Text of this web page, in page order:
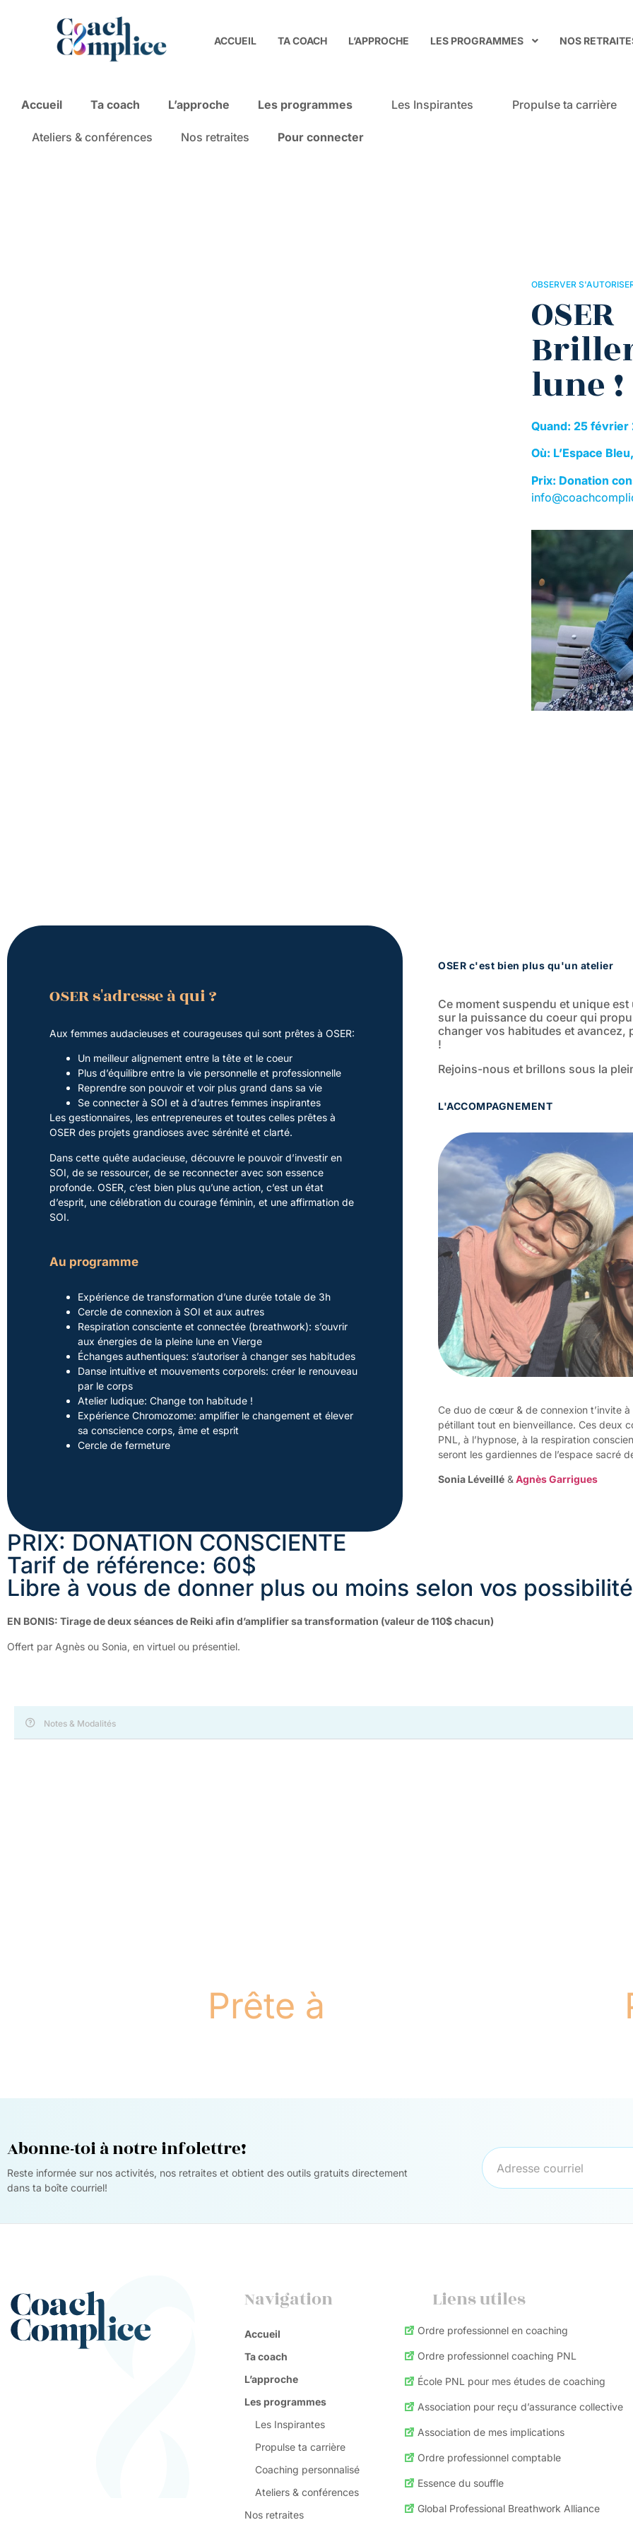
ACCUEIL TA COACH L’APPROCHE LES PROGRAMMES NOS
Accueil Ta coach L’approche Les programmes Les Inspirantes Propulse ta carrière
Ateliers & conférences Nos retraites Pour connecter
OBSERVER
OSER
lune !
Quand: 25
Où: L’Espace
Prix: Donation
OSER s'adresse à qui ?
Aux femmes audacieuses et courageuses qui sont prêtes à OSER:
Un meilleur alignement entre la tête et le coeur
Plus d’équilibre entre la vie personnelle et professionnelle
Reprendre son pouvoir et voir plus grand dans sa vie
Se connecter à SOI et à d’autres femmes inspirantes
Les gestionnaires, les entrepreneures et toutes celles prêtes à
OSER des projets grandioses avec sérénité et clarté.
Dans cette quête audacieuse, découvre le pouvoir d’investir en
SOI, de se ressourcer, de se reconnecter avec son essence
profonde. OSER, c’est bien plus qu’une action, c’est un état
d’esprit, une célébration du courage féminin, et une affirmation de
SOI.
Au programme
Expérience de transformation d’une durée totale de 3h
Cercle de connexion à SOI et aux autres
Respiration consciente et connectée (breathwork): s’ouvrir
aux énergies de la pleine lune en Vierge
Échanges authentiques: s’autoriser à changer ses habitudes
Danse intuitive et mouvements corporels: créer le renouveau
par le corps
Atelier ludique: Change ton habitude !
Expérience Chromozome: amplifier le changement et élever
sa conscience corps, âme et esprit
Cercle de fermeture
OSER c'est bien plus qu'un atelier
Ce moment suspendu et unique
sur la puissance du coeur qui
changer vos habitudes et avancez,
!
Rejoins-nous et brillons sous la
L'ACCOMPAGNEMENT
Ce duo de cœur & de connexion t’invite
pétillant tout en bienveillance. Ces deux
PNL, à l’hypnose, à la respiration
seront les gardiennes de l’espace sacré
Sonia Léveillé & Agnès Garrigues
PRIX: DONATION CONSCIENTE
Tarif de référence: 60$
Libre à vous de donner plus ou moins selon vos
EN BONIS: Tirage de deux séances de Reiki afin d’amplifier sa transformation (valeur de 110$ chacun)
Offert par Agnès ou Sonia, en virtuel ou présentiel.
Notes & Modalités
Prête à
Abonne-toi à notre infolettre!
Reste informée sur nos activités, nos retraites et obtient des outils gratuits directement
dans ta boîte courriel!
Navigation
Accueil
Ta coach
L’approche
Les programmes
Les Inspirantes
Propulse ta carrière
Coaching personnalisé
Ateliers & conférences
Nos retraites
Liens utiles
Ordre professionnel en coaching
Ordre professionnel coaching PNL
École PNL pour mes études de coaching
Association pour reçu d’assurance collective
Association de mes implications
Ordre professionnel comptable
Essence du souffle
Global Professional Breathwork Alliance